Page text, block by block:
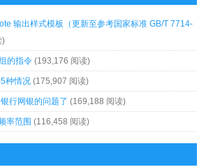
输出样式模板（更新至参考国家标准 GB/T 7714-
)
的指令 (193,176 阅读)
种情况 (175,907 阅读)
行网银的问题了 (169,188 阅读)
率范围 (116,458 阅读)